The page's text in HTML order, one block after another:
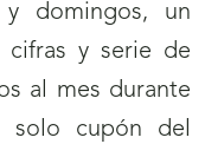
domingos, un
cifras y serie de
al mes durante
solo cupón del